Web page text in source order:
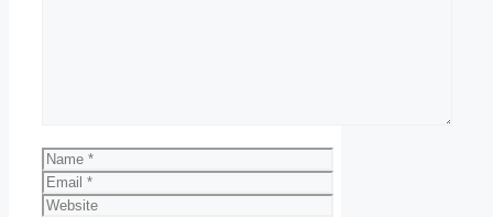
Name
Email
Website